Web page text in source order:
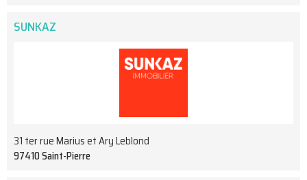
SUNKAZ
31 ter rue Marius et Ary Leblond
97410 Saint-Pierre